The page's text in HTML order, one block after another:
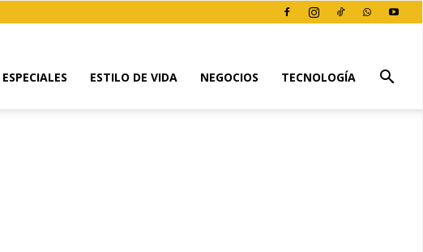
ESPECIALES ESTILO DE VIDA NEGOCIOS TECNOLOGÍA